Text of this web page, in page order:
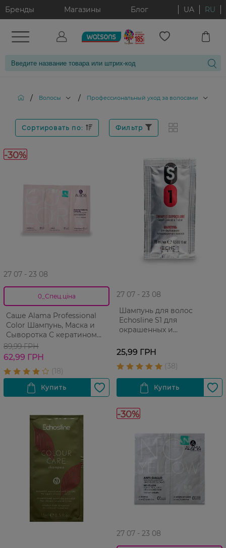
Бренды Магазины Блог UA RU
/ Волосы / Профессиональный уход за волосами
Сортировать по: Фильтр
-30%
27 07 - 23 08
0_Спец.ціна
Саше Alama Professional
Color Шампунь, Маска и
Сыворотка С кератином
Для окрашенных волос 26
мл
89,99 ГРН
62,99 ГРН
27 07 - 23 08
Шампунь для волос
Echosline S1 для
окрашенных и
25,99 ГРН
-30%
27 07 - 23 08